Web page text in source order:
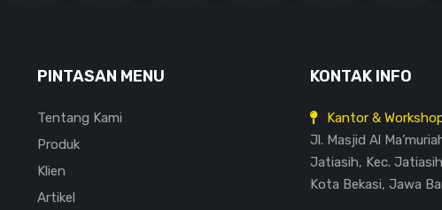
PINTASAN MENU
Tentang Kami
Produk
Klien
Artikel
KONTAK INFO
Kantor &
Jl. Masjid Al
Jatiasih, Kec. Jatiasih
Kota Bekasi, Jawa